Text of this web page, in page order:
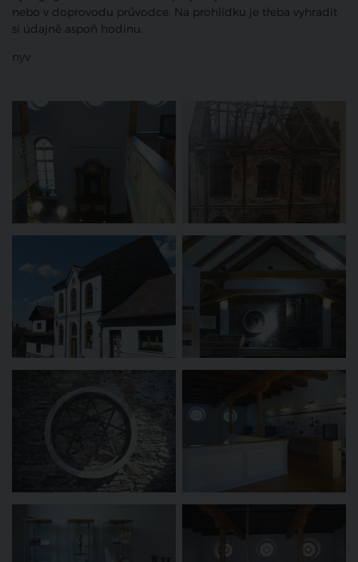
nebo v doprovodu průvodce. Na prohlídku je třeba vyhradit
si údajně aspoň hodinu.
nyv